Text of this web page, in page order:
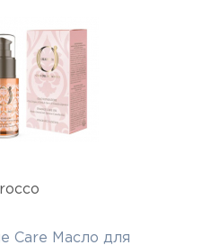
Care Масло для